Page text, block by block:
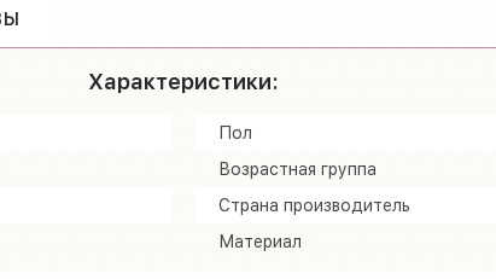
Характеристики:
Пол
Возрастная группа
Страна производитель
Материал